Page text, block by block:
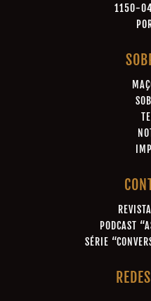
1150-
PODCAST
SÉRIE